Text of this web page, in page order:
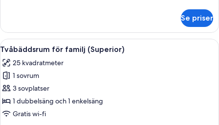
tvåbäddsrum
Se priser
Öppna
alla
foton
för
Tvåbäddsrum
för
familj
Ett hotellrum med två sängar, ett
6
Tvåbäddsrum för familj (Superior)
25 kvadratmeter
1 sovrum
3 sovplatser
1 dubbelsäng och 1 enkelsäng
Gratis wi-fi